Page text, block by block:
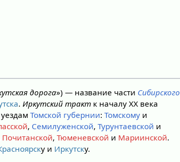
дорога») — название части Сибирского
.Иркутский тракт к началу XX века
Томской губернии:Томскому и
, Семилуженской,Турунтаевской и
Почитанской,Тюменевской и Мариинской.
у и Иркутску.